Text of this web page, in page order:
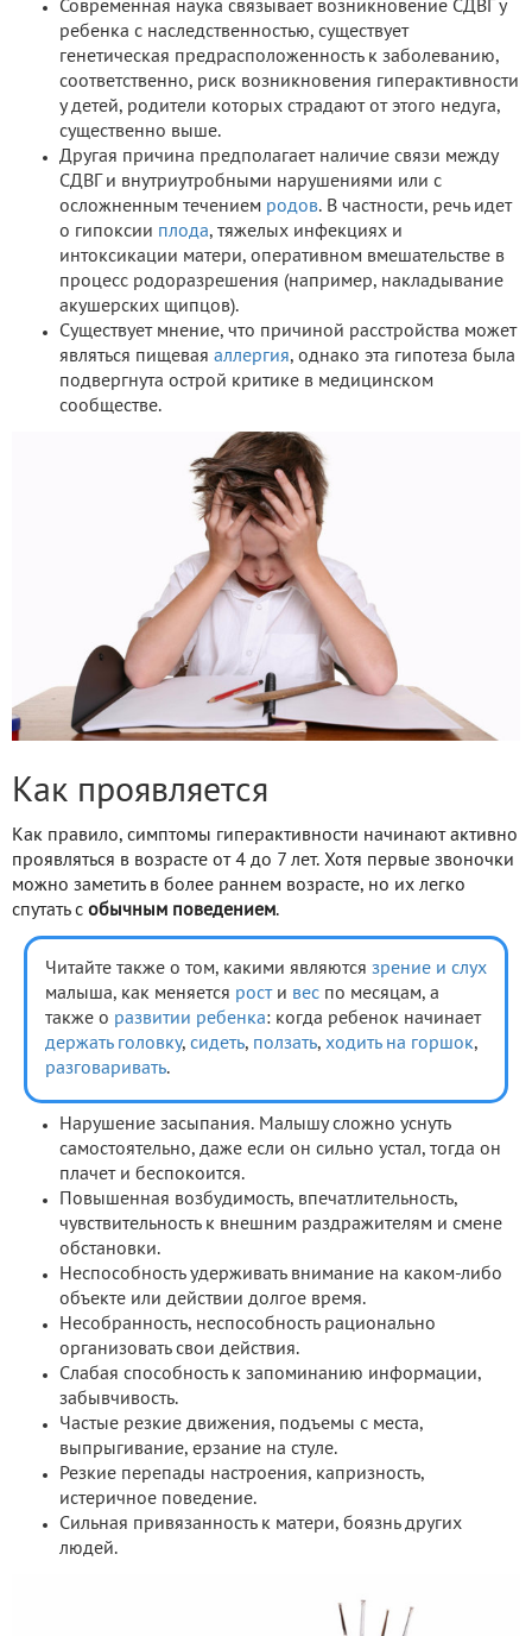
Современная наука связывает возникновение СДВГ у
ребенка с наследственностью, существует
генетическая предрасположенность к заболеванию,
соответственно, риск возникновения гиперактивности
у детей, родители которых страдают от этого недуга,
существенно выше.
Другая причина предполагает наличие связи между
СДВГ и внутриутробными нарушениями или с
осложненным течением родов. В частности, речь идет
о гипоксии плода, тяжелых инфекциях и
интоксикации матери, оперативном вмешательстве в
процесс родоразрешения (например, накладывание
акушерских щипцов).
Существует мнение, что причиной расстройства может
являться пищевая аллергия, однако эта гипотеза была
подвергнута острой критике в медицинском
сообществе.
Как проявляется
Как правило, симптомы гиперактивности начинают активно
проявляться в возрасте от 4 до 7 лет. Хотя первые звоночки
можно заметить в более раннем возрасте, но их легко
спутать с обычным поведением.
Читайте также о том, какими являются зрение и слух
малыша, как меняется рости вес по месяцам, а
также о развитии ребенка: когда ребенок начинает
держать головку, сидеть, ползать, ходить на горшок,
разговаривать.
Нарушение засыпания. Малышу сложно уснуть
самостоятельно, даже если он сильно устал, тогда он
плачет и беспокоится.
Повышенная возбудимость, впечатлительность,
чувствительность к внешним раздражителям и смене
обстановки.
Неспособность удерживать внимание на каком-либо
объекте или действии долгое время.
Несобранность, неспособность рационально
организовать свои действия.
Слабая способность к запоминанию информации,
забывчивость.
Частые резкие движения, подъемы с места,
выпрыгивание, ерзание на стуле.
Резкие перепады настроения, капризность,
истеричное поведение.
Сильная привязанность к матери, боязнь других
людей.